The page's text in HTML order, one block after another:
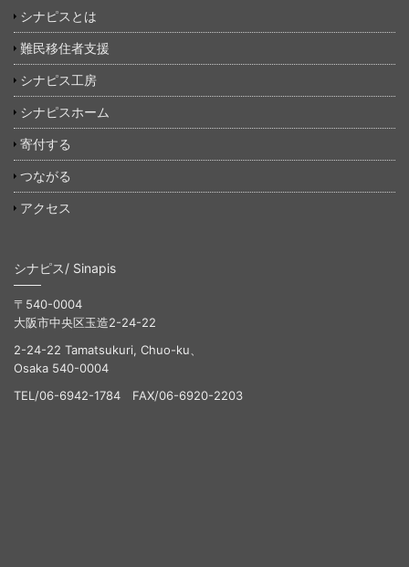
シナピスとは
難民移住者支援
シナピス工房
シナピスホーム
寄付する
つながる
アクセス
シナピス/ Sinapis
〒540-0004
大阪市中央区玉造2-24-22
2-24-22 Tamatsukuri, Chuo-ku、
Osaka 540-0004
TEL/06-6942-1784 FAX/06-6920-2203